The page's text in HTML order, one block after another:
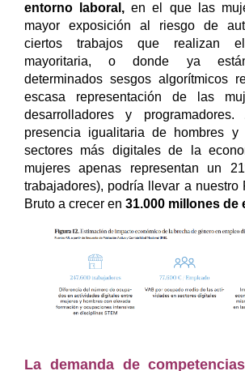
entorno laboral, en el que las
mayor exposición al riesgo de
ciertos trabajos que realizan
mayoritaria, o donde ya
determinados sesgos algorítmicos
escasa representación de las
desarrolladores y programadores.
presencia igualitaria de hombres
sectores más digitales de la
mujeres apenas representan un
trabajadores), podría llevar a nuestro
Bruto a crecer en 31.000 millones de
La demanda de